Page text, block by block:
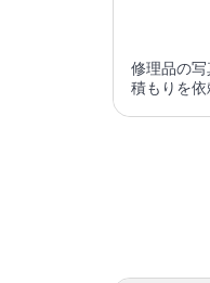
修理品の
積もりを依